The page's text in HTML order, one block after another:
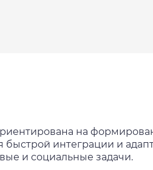
на
интеграции и
и социальные задачи.